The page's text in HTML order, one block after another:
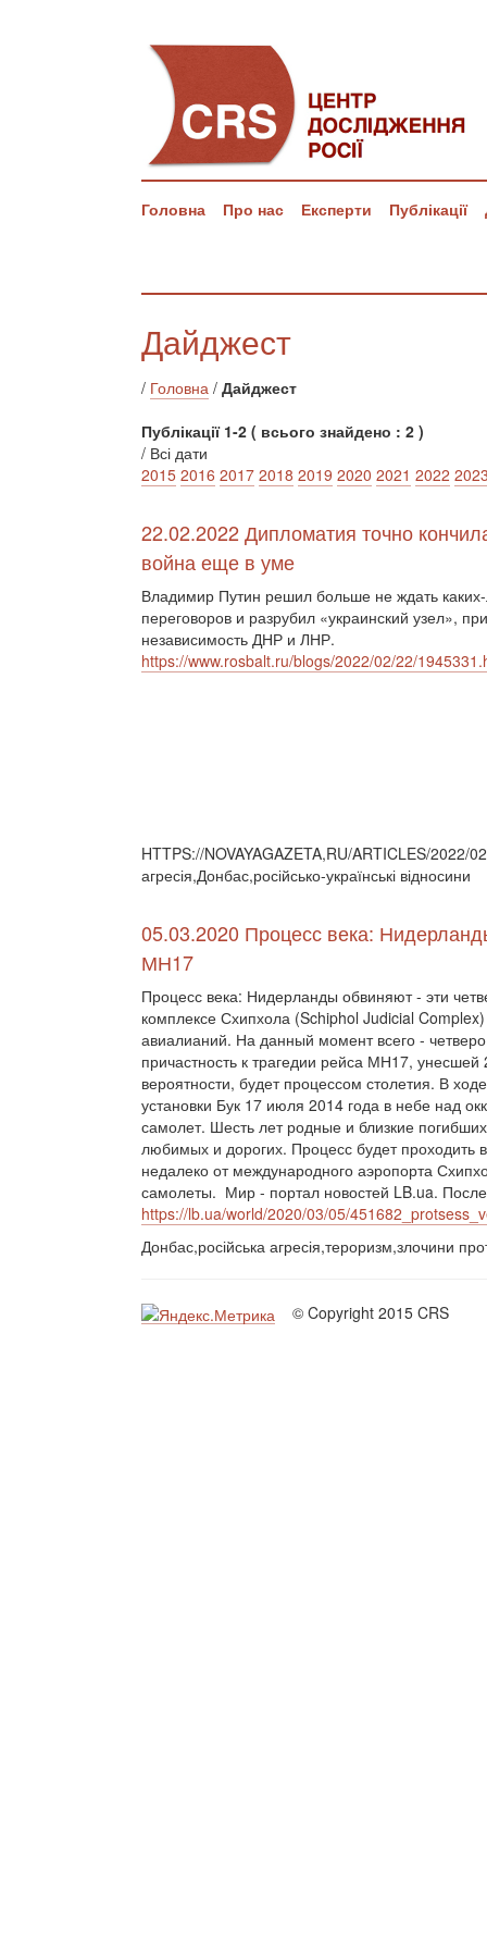
Головна Про нас Експерти Публікації
Дайджест
/ Головна / Дайджест
Публікації 1-2 ( всього знайдено : 2 )
/ Всі дати
2015 2016 2017 2018 2019 2020 2021 2022
22.02.2022 Дипломатия точно
война еще в уме
Владимир Путин решил больше не ждать
переговоров и разрубил «украинский узел»,
независимость ДНР и ЛНР.
https://www.rosbalt.ru/blogs/2022/02/22/
HTTPS://NOVAYAGAZETA,RU/ARTICLES/2022/
агресія,Донбас,російсько-українські відносини
05.03.2020 Процесс века:
МН17
Процесс века: Нидерланды обвиняют - эти
комплексе Схипхола (Schiphol Judicial
авиалианий. На данный момент всего -
причастность к трагедии рейса МН17,
вероятности, будет процессом столетия. В
установки Бук 17 июля 2014 года в небе над
самолет. Шесть лет родные и близкие
любимых и дорогих. Процесс будет проходить
недалеко от международного аэропорта
самолеты. Мир - портал новостей LB.ua.
https://lb.ua/world/2020/03/05/
Донбас,російська агресія,тероризм,злочини
© Copyright 2015 CRS